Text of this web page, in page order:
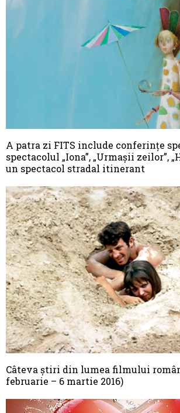
A patra zi FITS include conferințe
spectacolul „Iona”, „Urmașii zeilor”,
un spectacol stradal itinerant
Câteva știri din lumea filmului
februarie – 6 martie 2016)